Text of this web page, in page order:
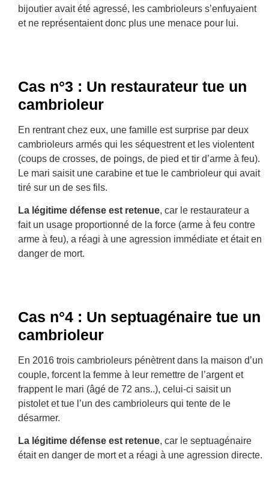
bijoutier avait été agressé, les cambrioleurs s’enfuyaient
et ne représentaient donc plus une menace pour lui.
Cas n°3 : Un restaurateur tue un
cambrioleur
En rentrant chez eux, une famille est surprise par deux
cambrioleurs armés qui les séquestrent et les violentent
(coups de crosses, de poings, de pied et tir d’arme à feu).
Le mari saisit une carabine et tue le cambrioleur qui avait
tiré sur un de ses fils.
La légitime défense est retenue, car le restaurateur a
fait un usage proportionné de la force (arme à feu contre
arme à feu), a réagi à une agression immédiate et était en
danger de mort.
Cas n°4 : Un septuagénaire tue un
cambrioleur
En 2016 trois cambrioleurs pénètrent dans la maison d’un
couple, forcent la femme à leur remettre de l’argent et
frappent le mari (âgé de 72 ans..), celui-ci saisit un
pistolet et tue l’un des cambrioleurs qui tente de le
désarmer.
La légitime défense est retenue, car le septuagénaire
était en danger de mort et a réagi à une agression directe.